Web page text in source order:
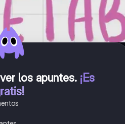
los apuntes. ¡Es